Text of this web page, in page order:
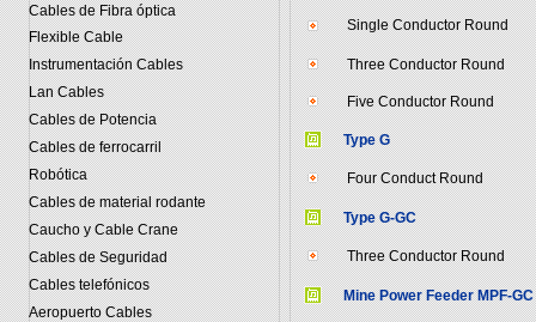
Cables de Fibra óptica
Flexible Cable
Instrumentación Cables
Lan Cables
Cables de Potencia
Cables de ferrocarril
Robótica
Cables de material rodante
Caucho y Cable Crane
Cables de Seguridad
Cables telefónicos
Aeropuerto Cables
Single Conductor Round
Three Conductor Round
Five Conductor Round
Type G
Four Conduct Round
Type G-GC
Three Conductor Round
Mine Power Feeder MPF-GC